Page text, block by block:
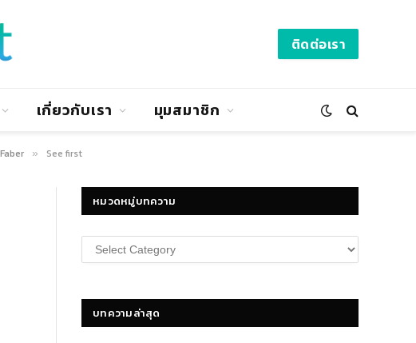
ติดต่อเรา
เกี่ยวกับเรา มุมสมาชิก
» See first
หมวดหมู่บทความ
หมวด
หมู่
บทความล่าสุด